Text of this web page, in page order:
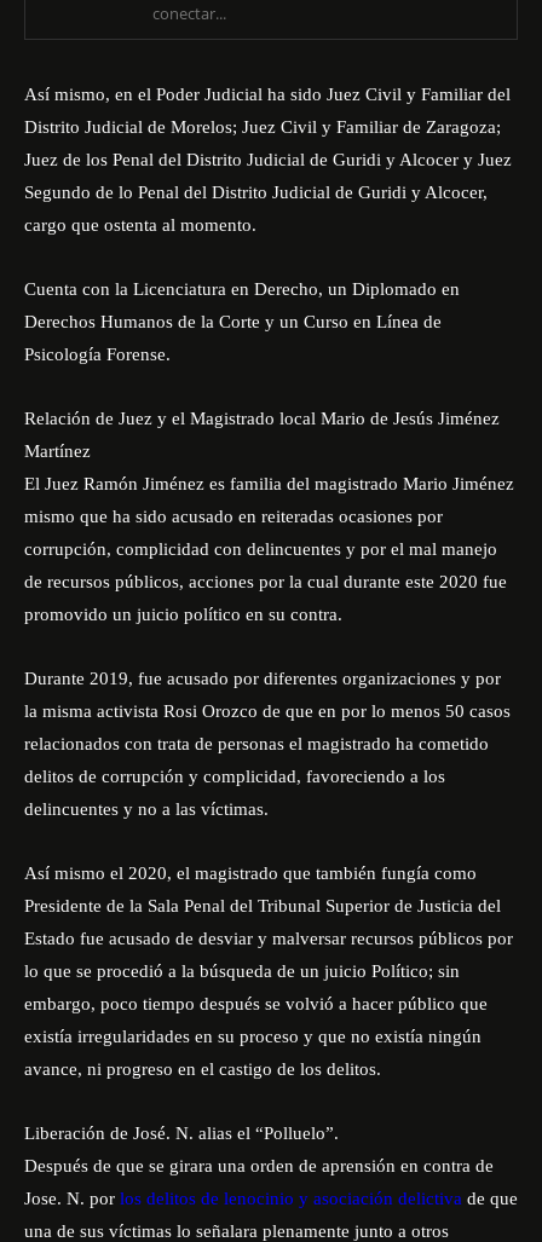
conectar...
Así mismo, en el Poder Judicial ha sido Juez Civil y Familiar del
Distrito Judicial de Morelos; Juez Civil y Familiar de Zaragoza;
Juez de los Penal del Distrito Judicial de Guridi y Alcocer y Juez
Segundo de lo Penal del Distrito Judicial de Guridi y Alcocer,
cargo que ostenta al momento.
Cuenta con la Licenciatura en Derecho, un Diplomado en
Derechos Humanos de la Corte y un Curso en Línea de
Psicología Forense.
Relación de Juez y el Magistrado local Mario de Jesús Jiménez
Martínez
El Juez Ramón Jiménez es familia del magistrado Mario Jiménez
mismo que ha sido acusado en reiteradas ocasiones por
corrupción, complicidad con delincuentes y por el mal manejo
de recursos públicos, acciones por la cual durante este 2020 fue
promovido un juicio político en su contra.
Durante 2019, fue acusado por diferentes organizaciones y por
la misma activista Rosi Orozco de que en por lo menos 50 casos
relacionados con trata de personas el magistrado ha cometido
delitos de corrupción y complicidad, favoreciendo a los
delincuentes y no a las víctimas.
Así mismo el 2020, el magistrado que también fungía como
Presidente de la Sala Penal del Tribunal Superior de Justicia del
Estado fue acusado de desviar y malversar recursos públicos por
lo que se procedió a la búsqueda de un juicio Político; sin
embargo, poco tiempo después se volvió a hacer público que
existía irregularidades en su proceso y que no existía ningún
avance, ni progreso en el castigo de los delitos.
Liberación de José. N. alias el “Polluelo”.
Después de que se girara una orden de aprensión en contra de
Jose. N. por los delitos de lenocinio y asociación delictiva de que
una de sus víctimas lo señalara plenamente junto a otros